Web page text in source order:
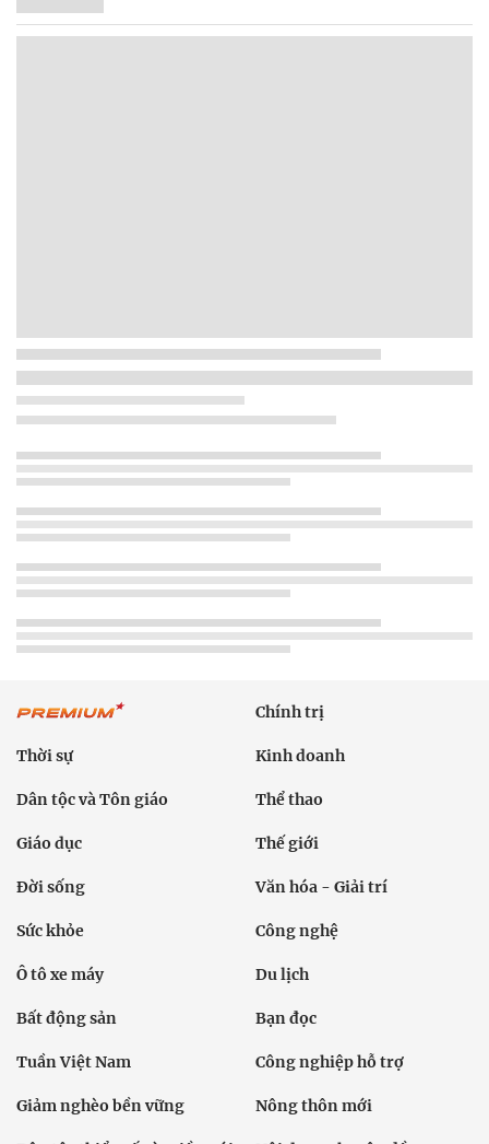
Chính trị
Thời sự Kinh doanh
Dân tộc và Tôn giáo Thể thao
Giáo dục Thế giới
Đời sống Văn hóa - Giải trí
Sức khỏe Công nghệ
Ô tô xe máy Du lịch
Bất động sản Bạn đọc
Tuần Việt Nam Công nghiệp hỗ trợ
Giảm nghèo bền vững Nông thôn mới